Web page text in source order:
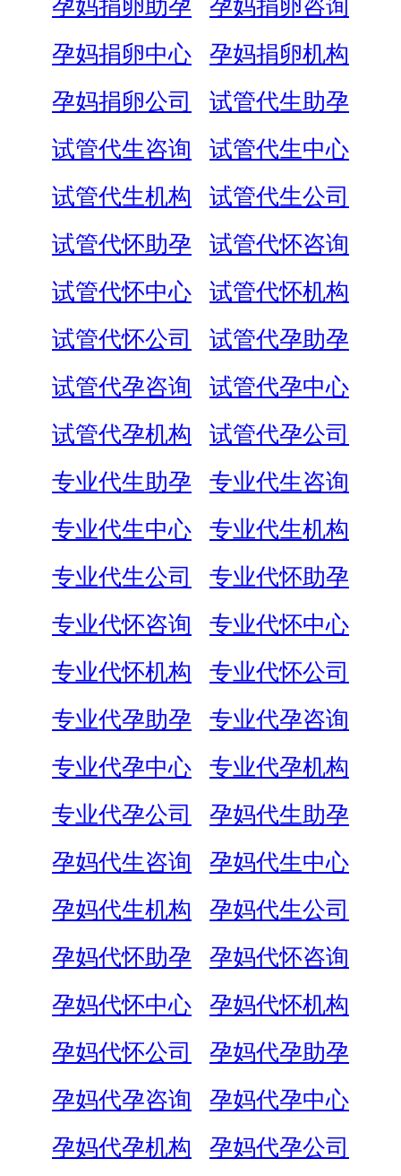
孕妈捐卵助孕
孕妈捐卵咨询
孕妈捐卵中心
孕妈捐卵机构
孕妈捐卵公司
试管代生助孕
试管代生咨询
试管代生中心
试管代生机构
试管代生公司
试管代怀助孕
试管代怀咨询
试管代怀中心
试管代怀机构
试管代怀公司
试管代孕助孕
试管代孕咨询
试管代孕中心
试管代孕机构
试管代孕公司
专业代生助孕
专业代生咨询
专业代生中心
专业代生机构
专业代生公司
专业代怀助孕
专业代怀咨询
专业代怀中心
专业代怀机构
专业代怀公司
专业代孕助孕
专业代孕咨询
专业代孕中心
专业代孕机构
专业代孕公司
孕妈代生助孕
孕妈代生咨询
孕妈代生中心
孕妈代生机构
孕妈代生公司
孕妈代怀助孕
孕妈代怀咨询
孕妈代怀中心
孕妈代怀机构
孕妈代怀公司
孕妈代孕助孕
孕妈代孕咨询
孕妈代孕中心
孕妈代孕机构
孕妈代孕公司